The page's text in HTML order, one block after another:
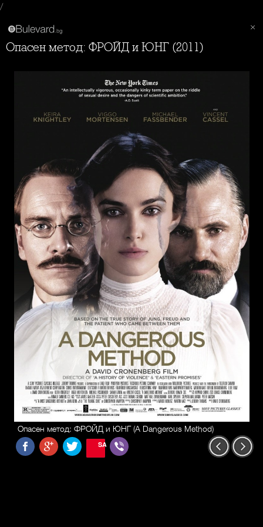
/
Опасен метод: ФРОЙД и ЮНГ (2011)
Опасен метод: ФРОЙД и ЮНГ (A Dangerous Method)
SAVE